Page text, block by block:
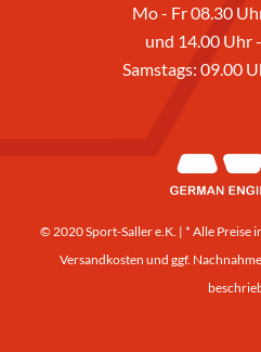
Mo - Fr 08.30
und 14.00 Uhr
Samstags: 09.00
© 2020 Sport-Saller e.K. | * Alle Preise
Versandkosten und ggf.